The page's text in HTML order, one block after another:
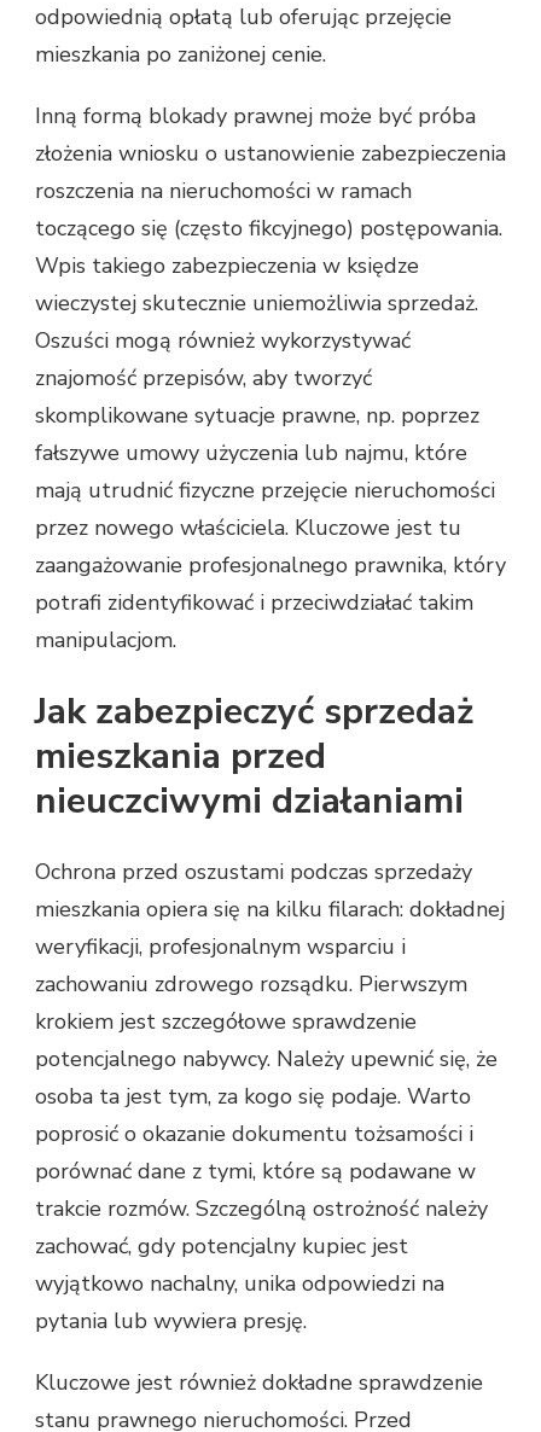
odpowiednią opłatą lub oferując przejęcie
mieszkania po zaniżonej cenie.
Inną formą blokady prawnej może być próba
złożenia wniosku o ustanowienie zabezpieczenia
roszczenia na nieruchomości w ramach
toczącego się (często fikcyjnego) postępowania.
Wpis takiego zabezpieczenia w księdze
wieczystej skutecznie uniemożliwia sprzedaż.
Oszuści mogą również wykorzystywać
znajomość przepisów, aby tworzyć
skomplikowane sytuacje prawne, np. poprzez
fałszywe umowy użyczenia lub najmu, które
mają utrudnić fizyczne przejęcie nieruchomości
przez nowego właściciela. Kluczowe jest tu
zaangażowanie profesjonalnego prawnika, który
potrafi zidentyfikować i przeciwdziałać takim
manipulacjom.
Jak zabezpieczyć sprzedaż
mieszkania przed
nieuczciwymi działaniami
Ochrona przed oszustami podczas sprzedaży
mieszkania opiera się na kilku filarach: dokładnej
weryfikacji, profesjonalnym wsparciu i
zachowaniu zdrowego rozsądku. Pierwszym
krokiem jest szczegółowe sprawdzenie
potencjalnego nabywcy. Należy upewnić się, że
osoba ta jest tym, za kogo się podaje. Warto
poprosić o okazanie dokumentu tożsamości i
porównać dane z tymi, które są podawane w
trakcie rozmów. Szczególną ostrożność należy
zachować, gdy potencjalny kupiec jest
wyjątkowo nachalny, unika odpowiedzi na
pytania lub wywiera presję.
Kluczowe jest również dokładne sprawdzenie
stanu prawnego nieruchomości. Przed